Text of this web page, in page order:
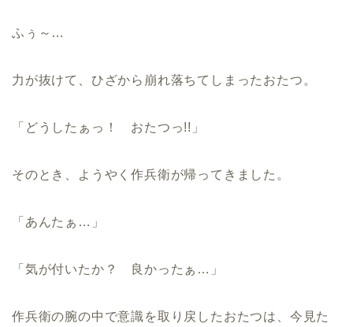
ふぅ～…
力が抜けて、ひざから崩れ落ちてしまったおたつ。
「どうしたぁっ！ おたつっ!!」
そのとき、ようやく作兵衛が帰ってきました。
「あんたぁ…」
「気が付いたか？ 良かったぁ…」
作兵衛の腕の中で意識を取り戻したおたつは、今見た